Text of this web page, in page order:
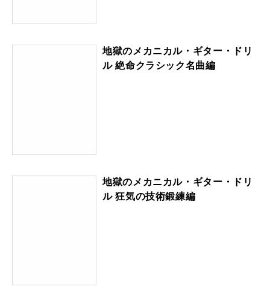
地獄のメカニカル・ギター・ドリ
ル 絶命クラシック名曲編
地獄のメカニカル・ギター・ドリ
ル 狂気の技術鍛練編